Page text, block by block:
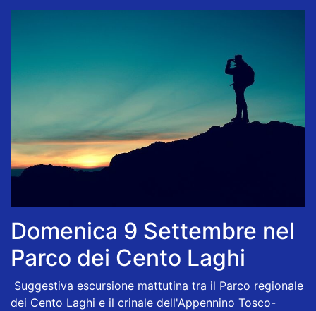
Domenica 9 Settembre nel
Parco dei Cento Laghi
Suggestiva escursione mattutina tra il Parco regionale
dei Cento Laghi e il crinale dell'Appennino Tosco-